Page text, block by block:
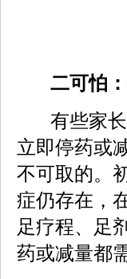
二可怕：
有些家
立即停药或
不可取的。
症仍存在，
足疗程、足
药或减量都